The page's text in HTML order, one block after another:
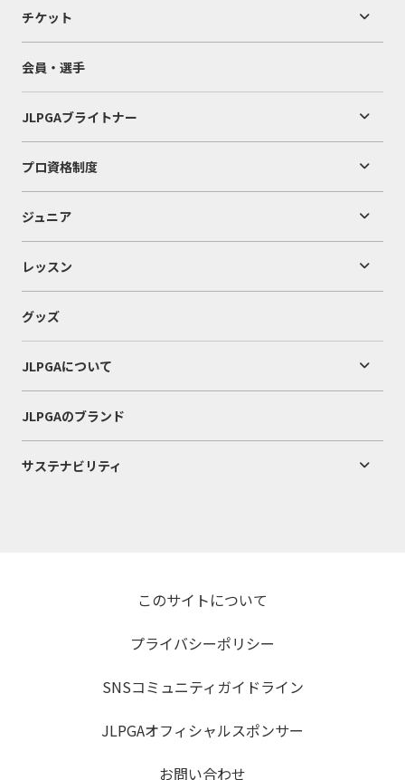
チケット
会員・選手
JLPGAブライトナー
プロ資格制度
ジュニア
レッスン
グッズ
JLPGAについて
JLPGAのブランド
サステナビリティ
このサイトについて
プライバシーポリシー
SNSコミュニティガイドライン
JLPGAオフィシャルスポンサー
お問い合わせ